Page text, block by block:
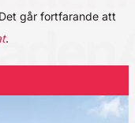
går fortfarande att
.